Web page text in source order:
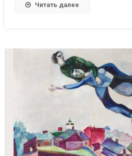
Читать далее